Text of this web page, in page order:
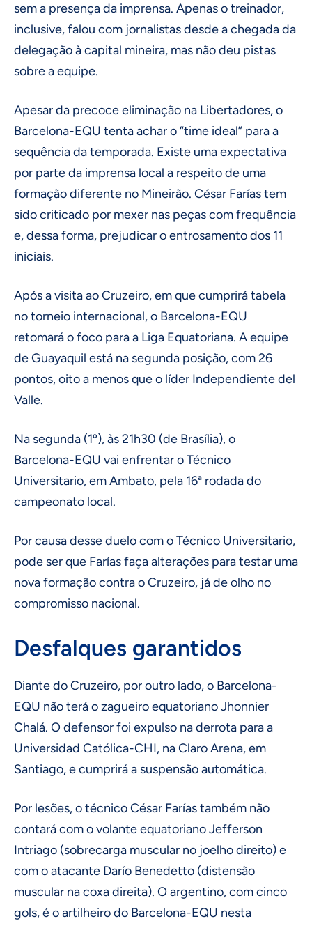
sem a presença da imprensa. Apenas o treinador,
inclusive, falou com jornalistas desde a chegada da
delegação à capital mineira, mas não deu pistas
sobre a equipe.
Apesar da precoce eliminação na Libertadores, o
Barcelona-EQU tenta achar o “time ideal” para a
sequência da temporada. Existe uma expectativa
por parte da imprensa local a respeito de uma
formação diferente no Mineirão. César Farías tem
sido criticado por mexer nas peças com frequência
e, dessa forma, prejudicar o entrosamento dos 11
iniciais.
Após a visita ao Cruzeiro, em que cumprirá tabela
no torneio internacional, o Barcelona-EQU
retomará o foco para a Liga Equatoriana. A equipe
de Guayaquil está na segunda posição, com 26
pontos, oito a menos que o líder Independiente del
Valle.
Na segunda (1º), às 21h30 (de Brasília), o
Barcelona-EQU vai enfrentar o Técnico
Universitario, em Ambato, pela 16ª rodada do
campeonato local.
Por causa desse duelo com o Técnico Universitario,
pode ser que Farías faça alterações para testar uma
nova formação contra o Cruzeiro, já de olho no
compromisso nacional.
Desfalques garantidos
Diante do Cruzeiro, por outro lado, o Barcelona-
EQU não terá o zagueiro equatoriano Jhonnier
Chalá. O defensor foi expulso na derrota para a
Universidad Católica-CHI, na Claro Arena, em
Santiago, e cumprirá a suspensão automática.
Por lesões, o técnico César Farías também não
contará com o volante equatoriano Jefferson
Intriago (sobrecarga muscular no joelho direito) e
com o atacante Darío Benedetto (distensão
muscular na coxa direita). O argentino, com cinco
gols, é o artilheiro do Barcelona-EQU nesta